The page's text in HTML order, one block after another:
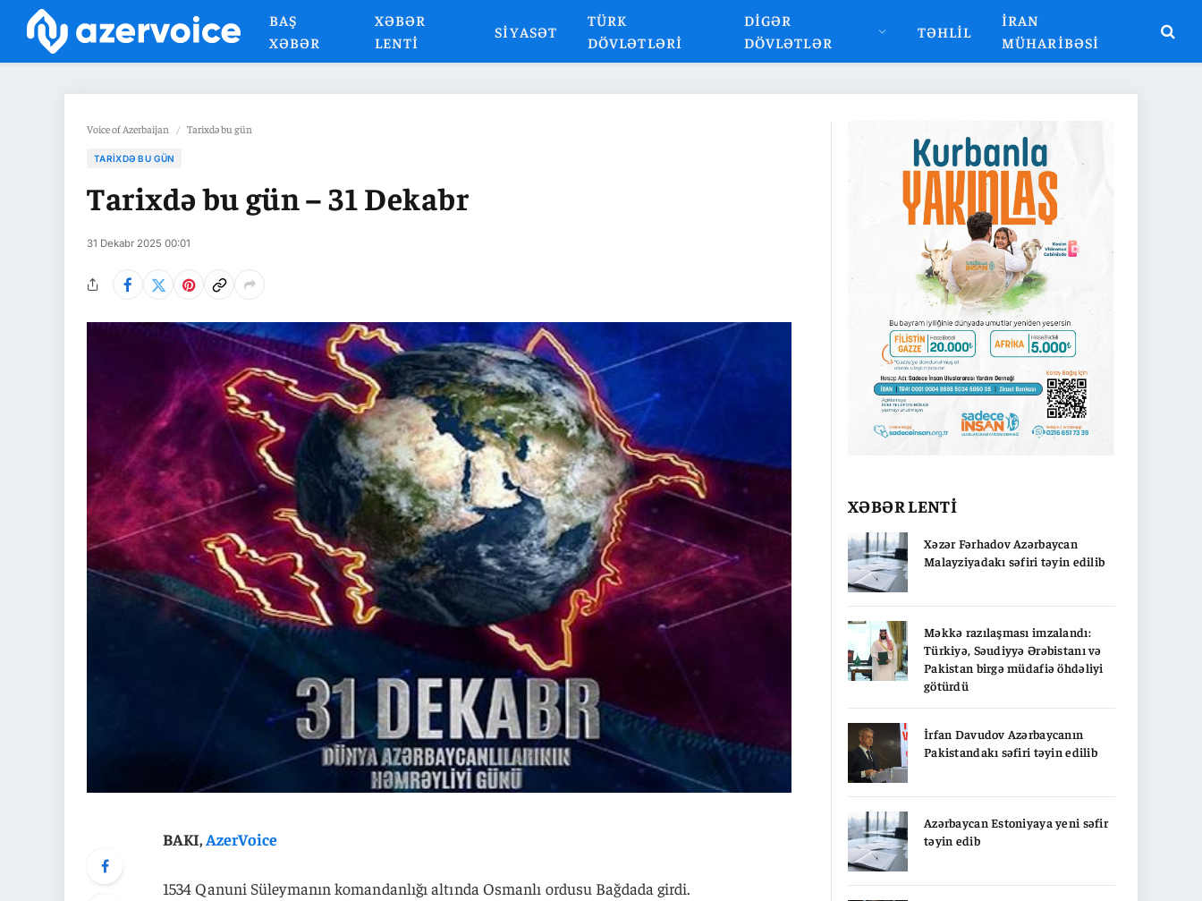
BAŞ
XƏBƏR
XƏBƏR
LENTI
SIYASƏT
TÜRK
DÖVLƏTLƏRI
DIGƏR
DÖVLƏTLƏR
TƏHLIL
İRAN
MÜHARIBƏSI
Voice of Azerbaijan / Tarixdə bu gün
TARIXDƏ BU GÜN
Tarixdə bu gün – 31 Dekabr
31 Dekabr 2025 00:01
BAKI,AzerVoice
1534 Qanuni Süleymanın komandanlığı altında Osmanlı ordusu Bağdada girdi.
XƏBƏR LENTİ
Xəzər Fərhadov Azərbaycan
Malayziyadakı səfiri təyin edilib
Məkkə razılaşması imzalandı:
Türkiyə, Səudiyyə Ərəbistanı və
Pakistan birgə müdafiə öhdəliyi
götürdü
İrfan Davudov Azərbaycanın
Pakistandakı səfiri təyin edilib
Azərbaycan Estoniyaya yeni səfir
təyin edib